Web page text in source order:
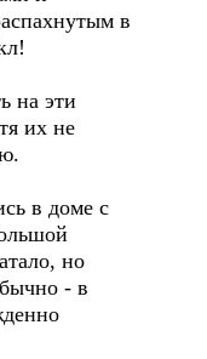
в
на эти
их не
в доме с
но
- в